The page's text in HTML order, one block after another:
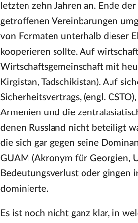
letzten zehn Jahren an. Ende
getroffenen Vereinbarungen
von Formaten unterhalb dieser
kooperieren sollte. Auf
Wirtschaftsgemeinschaft mit
Kirgistan, Tadschikistan). Auf
Sicherheitsvertrags, (engl.
Armenien und die
denen Russland nicht beteiligt
die sich gar gegen seine
GUAM (Akronym für Georgien,
Bedeutungsverlust oder gingen
dominierte.
Es ist noch nicht ganz klar, in